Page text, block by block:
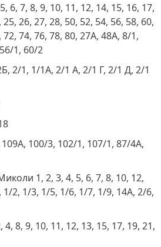
6, 7, 8, 9, 10, 11, 12, 14, 15, 16, 17,
26, 27, 28, 50, 52, 54, 56, 58, 60,
72, 74, 76, 78, 80, 27А, 48А, 8/1,
1, 60/2
2/1, 1/1А, 2/1 А, 2/1 Г, 2/1 Д, 2/1
100/3, 102/1, 107/1, 87/4А,
1, 2, 3, 4, 5, 6, 7, 8, 10, 12,
1/2, 1/3, 1/5, 1/6, 1/7, 1/9, 14А, 2/6,
8, 9, 10, 11, 12, 13, 15, 17, 19, 21,